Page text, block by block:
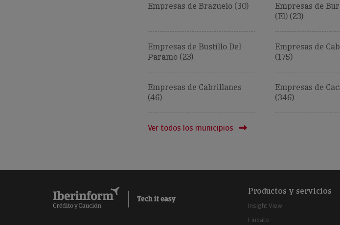
Empresas de Brazuelo (30)
Empresas de
(El) (23)
Empresas de Bustillo Del
Paramo (23)
Empresas de
(175)
Empresas de Cabrillanes
(46)
Empresas de
(346)
Ver todos los municipios
Productos y servicios
Insight View
Findato